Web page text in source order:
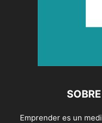
Emprender es un